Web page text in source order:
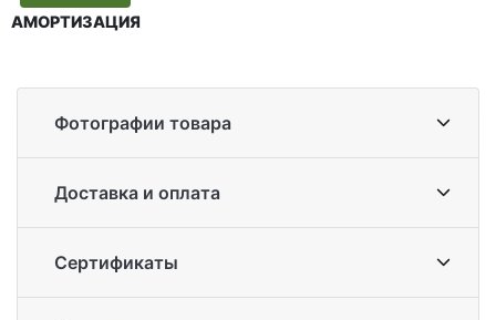
АМОРТИЗАЦИЯ
Фотографии товара
Доставка и оплата
Сертификаты